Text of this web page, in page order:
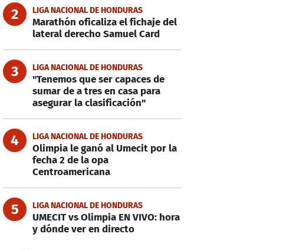
2 LIGA NACIONAL DE HONDURAS
Marathón oficaliza el fichaje del
lateral derecho Samuel Card
3 LIGA NACIONAL DE HONDURAS
"Tenemos que ser capaces de
sumar de a tres en casa para
asegurar la clasificación"
4 LIGA NACIONAL DE HONDURAS
Olimpia le ganó al Umecit por la
fecha 2 de la opa
Centroamericana
5 LIGA NACIONAL DE HONDURAS
UMECIT vs Olimpia EN VIVO: hora
y dónde ver en directo